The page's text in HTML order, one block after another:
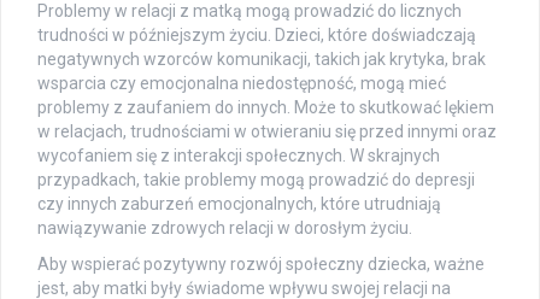
Problemy w relacji z matką mogą prowadzić do licznych
trudności w późniejszym życiu. Dzieci, które doświadczają
negatywnych wzorców komunikacji, takich jak krytyka, brak
wsparcia czy emocjonalna niedostępność, mogą mieć
problemy z zaufaniem do innych. Może to skutkować lękiem
w relacjach, trudnościami w otwieraniu się przed innymi oraz
wycofaniem się z interakcji społecznych. W skrajnych
przypadkach, takie problemy mogą prowadzić do depresji
czy innych zaburzeń emocjonalnych, które utrudniają
nawiązywanie zdrowych relacji w dorosłym życiu.
Aby wspierać pozytywny rozwój społeczny dziecka, ważne
jest, aby matki były świadome wpływu swojej relacji na